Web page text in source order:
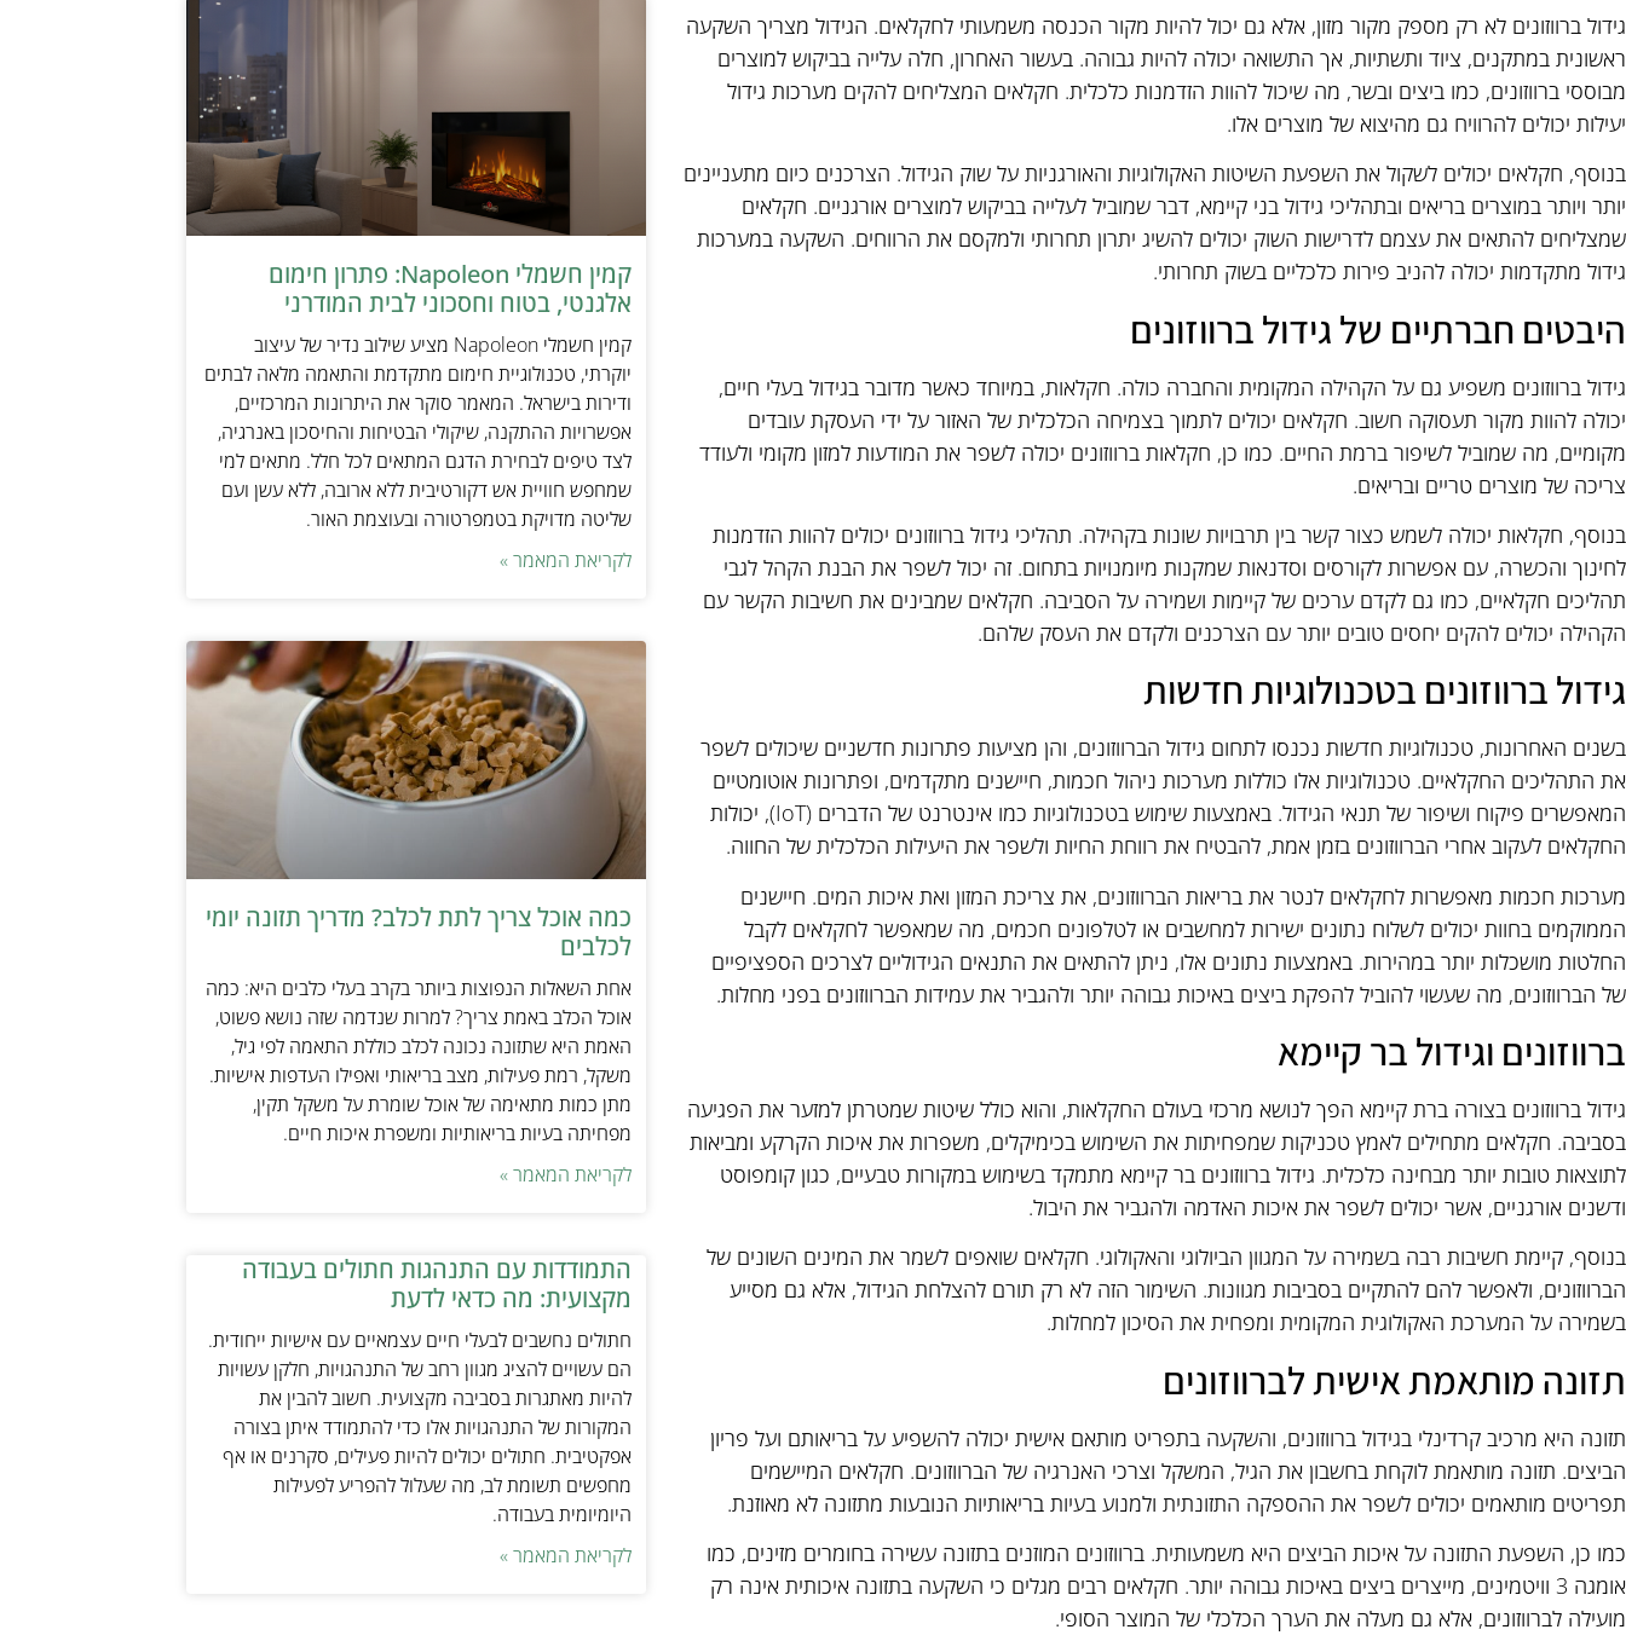
גידול ברווזונים לא רק מספק מקור מזון, אלא גם יכול להיות מקור הכנסה משמעותי לחקלאים. הגידול מצריך השקעה
ראשונית במתקנים, ציוד ותשתיות, אך התשואה יכולה להיות גבוהה. בעשור האחרון, חלה עלייה בביקוש למוצרים
מבוססי ברווזונים, כמו ביצים ובשר, מה שיכול להוות הזדמנות כלכלית. חקלאים המצליחים להקים מערכות גידול
יעילות יכולים להרוויח גם מהיצוא של מוצרים אלו.
בנוסף, חקלאים יכולים לשקול את השפעת השיטות האקולוגיות והאורגניות על שוק הגידול. הצרכנים כיום מתעניינים
יותר ויותר במוצרים בריאים ובתהליכי גידול בני קיימא, דבר שמוביל לעלייה בביקוש למוצרים אורגניים. חקלאים
שמצליחים להתאים את עצמם לדרישות השוק יכולים להשיג יתרון תחרותי ולמקסם את הרווחים. השקעה במערכות
גידול מתקדמות יכולה להניב פירות כלכליים בשוק תחרותי.
היבטים חברתיים של גידול ברווזונים
גידול ברווזונים משפיע גם על הקהילה המקומית והחברה כולה. חקלאות, במיוחד כאשר מדובר בגידול בעלי חיים,
יכולה להוות מקור תעסוקה חשוב. חקלאים יכולים לתמוך בצמיחה הכלכלית של האזור על ידי העסקת עובדים
מקומיים, מה שמוביל לשיפור ברמת החיים. כמו כן, חקלאות ברווזונים יכולה לשפר את המודעות למזון מקומי ולעודד
צריכה של מוצרים טריים ובריאים.
בנוסף, חקלאות יכולה לשמש כצור קשר בין תרבויות שונות בקהילה. תהליכי גידול ברווזונים יכולים להוות הזדמנות
לחינוך והכשרה, עם אפשרות לקורסים וסדנאות שמקנות מיומנויות בתחום. זה יכול לשפר את הבנת הקהל לגבי
תהליכים חקלאיים, כמו גם לקדם ערכים של קיימות ושמירה על הסביבה. חקלאים שמבינים את חשיבות הקשר עם
הקהילה יכולים להקים יחסים טובים יותר עם הצרכנים ולקדם את העסק שלהם.
גידול ברווזונים בטכנולוגיות חדשות
בשנים האחרונות, טכנולוגיות חדשות נכנסו לתחום גידול הברווזונים, והן מציעות פתרונות חדשניים שיכולים לשפר
את התהליכים החקלאיים. טכנולוגיות אלו כוללות מערכות ניהול חכמות, חיישנים מתקדמים, ופתרונות אוטומטיים
המאפשרים פיקוח ושיפור של תנאי הגידול. באמצעות שימוש בטכנולוגיות כמו אינטרנט של הדברים (IoT), יכולות
החקלאים לעקוב אחרי הברווזונים בזמן אמת, להבטיח את רווחת החיות ולשפר את היעילות הכלכלית של החווה.
מערכות חכמות מאפשרות לחקלאים לנטר את בריאות הברווזונים, את צריכת המזון ואת איכות המים. חיישנים
הממוקמים בחוות יכולים לשלוח נתונים ישירות למחשבים או לטלפונים חכמים, מה שמאפשר לחקלאים לקבל
החלטות מושכלות יותר במהירות. באמצעות נתונים אלו, ניתן להתאים את התנאים הגידוליים לצרכים הספציפיים
של הברווזונים, מה שעשוי להוביל להפקת ביצים באיכות גבוהה יותר ולהגביר את עמידות הברווזונים בפני מחלות.
ברווזונים וגידול בר קיימא
גידול ברווזונים בצורה ברת קיימא הפך לנושא מרכזי בעולם החקלאות, והוא כולל שיטות שמטרתן למזער את הפגיעה
בסביבה. חקלאים מתחילים לאמץ טכניקות שמפחיתות את השימוש בכימיקלים, משפרות את איכות הקרקע ומביאות
לתוצאות טובות יותר מבחינה כלכלית. גידול ברווזונים בר קיימא מתמקד בשימוש במקורות טבעיים, כגון קומפוסט
ודשנים אורגניים, אשר יכולים לשפר את איכות האדמה ולהגביר את היבול.
בנוסף, קיימת חשיבות רבה בשמירה על המגוון הביולוגי והאקולוגי. חקלאים שואפים לשמר את המינים השונים של
הברווזונים, ולאפשר להם להתקיים בסביבות מגוונות. השימור הזה לא רק תורם להצלחת הגידול, אלא גם מסייע
בשמירה על המערכת האקולוגית המקומית ומפחית את הסיכון למחלות.
תזונה מותאמת אישית לברווזונים
תזונה היא מרכיב קרדינלי בגידול ברווזונים, והשקעה בתפריט מותאם אישית יכולה להשפיע על בריאותם ועל פריון
הביצים. תזונה מותאמת לוקחת בחשבון את הגיל, המשקל וצרכי האנרגיה של הברווזונים. חקלאים המיישמים
תפריטים מותאמים יכולים לשפר את ההספקה התזונתית ולמנוע בעיות בריאותיות הנובעות מתזונה לא מאוזנת.
כמו כן, השפעת התזונה על איכות הביצים היא משמעותית. ברווזונים המוזנים בתזונה עשירה בחומרים מזינים, כמו
אומגה 3 וויטמינים, מייצרים ביצים באיכות גבוהה יותר. חקלאים רבים מגלים כי השקעה בתזונה איכותית אינה רק
מועילה לברווזונים, אלא גם מעלה את הערך הכלכלי של המוצר הסופי.
קמין חשמלי Napoleon: פתרון חימום
אלגנטי, בטוח וחסכוני לבית המודרני
קמין חשמלי Napoleon מציע שילוב נדיר של עיצוב
יוקרתי, טכנולוגיית חימום מתקדמת והתאמה מלאה לבתים
ודירות בישראל. המאמר סוקר את היתרונות המרכזיים,
אפשרויות ההתקנה, שיקולי הבטיחות והחיסכון באנרגיה,
לצד טיפים לבחירת הדגם המתאים לכל חלל. מתאים למי
שמחפש חוויית אש דקורטיבית ללא ארובה, ללא עשן ועם
שליטה מדויקת בטמפרטורה ובעוצמת האור.
לקריאת המאמר »
כמה אוכל צריך לתת לכלב? מדריך תזונה יומי
לכלבים
אחת השאלות הנפוצות ביותר בקרב בעלי כלבים היא: כמה
אוכל הכלב באמת צריך? למרות שנדמה שזה נושא פשוט,
האמת היא שתזונה נכונה לכלב כוללת התאמה לפי גיל,
משקל, רמת פעילות, מצב בריאותי ואפילו העדפות אישיות.
מתן כמות מתאימה של אוכל שומרת על משקל תקין,
מפחיתה בעיות בריאותיות ומשפרת איכות חיים.
לקריאת המאמר »
התמודדות עם התנהגות חתולים בעבודה
מקצועית: מה כדאי לדעת
חתולים נחשבים לבעלי חיים עצמאיים עם אישיות ייחודית.
הם עשויים להציג מגוון רחב של התנהגויות, חלקן עשויות
להיות מאתגרות בסביבה מקצועית. חשוב להבין את
המקורות של התנהגויות אלו כדי להתמודד איתן בצורה
אפקטיבית. חתולים יכולים להיות פעילים, סקרנים או אף
מחפשים תשומת לב, מה שעלול להפריע לפעילות
היומיומית בעבודה.
לקריאת המאמר »